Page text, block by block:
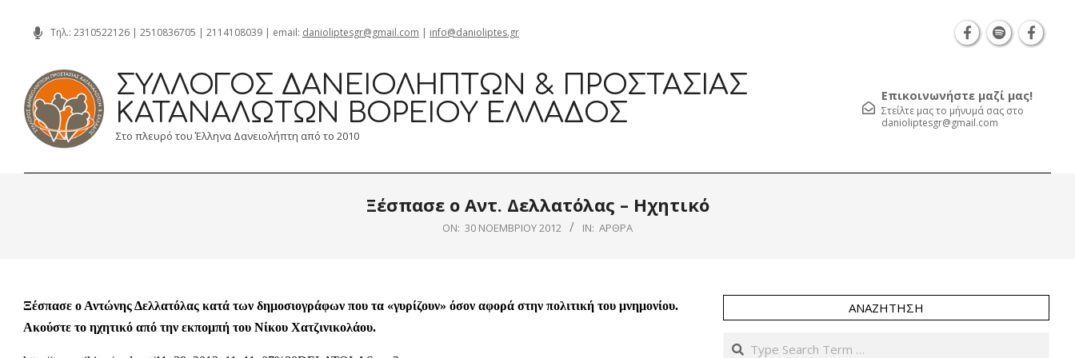
content
Τηλ.: 2310522126 | 2510836705 | 2114108039 | email: danioliptesgr@gmail.com | info@danioliptes.gr
ΣΎΛΛΟΓΟΣ ΔΑΝΕΙΟΛΗΠΤΏΝ & ΠΡΟΣΤΑΣΊΑΣ
ΚΑΤΑΝΑΛΩΤΏΝ ΒΟΡΕΊΟΥ ΕΛΛΆΔΟΣ
Στο πλευρό του Έλληνα Δανειολήπτη από το 2010
Επικοινωνήστε μαζί μας!
Στείλτε μας το μήνυμά σας στο
danioliptesgr@gmail.com
Ξέσπασε ο Αντ. Δελλατόλας – Ηχητικό
ON: 30 ΝΟΕΜΒΡΊΟΥ 2012 IN: ΆΡΘΡΑ
Ξέσπασε ο Αντώνης Δελλατόλας κατά των δημοσιογράφων που τα «γυρίζουν» όσον αφορά στην πολιτική του μνημονίου.
Ακούστε το ηχητικό από την εκπομπή του Νίκου Χατζινικολάου.
ΑΝΑΖΉΤΗΣΗ
Search